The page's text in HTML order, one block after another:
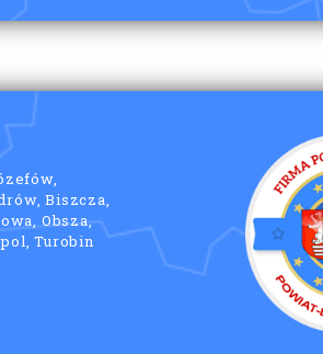
Biszcza,
Obsza,
Turobin